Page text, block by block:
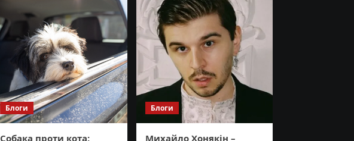
Блоги
Собака проти кота:
Блоги
Михайло Хонякін –